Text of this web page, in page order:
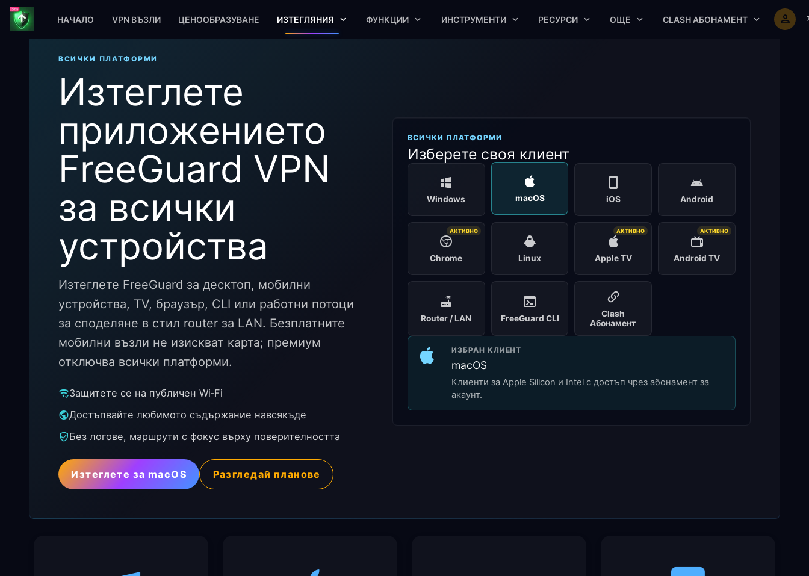
НАЧАЛО VPN ВЪЗЛИ ЦЕНООБРАЗУВАНЕ ИЗТЕГЛЯНИЯ ФУНКЦИИ ИНСТРУМЕНТИ РЕСУРСИ ОЩЕ CLASH АБОНАМЕНТ
ВСИЧКИ ПЛАТФОРМИ
Изтеглете
приложението
FreeGuard VPN
за всички
устройства
Изтеглете FreeGuard за десктоп, мобилни
устройства, TV, браузър, CLI или работни потоци
за споделяне в стил router за LAN. Безплатните
мобилни възли не изискват карта; премиум
отключва всички платформи.
Защитете се на публичен Wi‑Fi
Достъпвайте любимото съдържание навсякъде
Без логове, маршрути с фокус върху поверителността
Изтеглете за macOS Разгледай планове
ВСИЧКИ ПЛАТФОРМИ
Изберете своя клиент
Windows macOS iOS Android
Chrome
АКТИВНО
Linux Apple TV
АКТИВНО
Android TV
АКТИВНО
Router / LAN FreeGuard CLI
Clash
Абонамент
ИЗБРАН КЛИЕНТ
macOS
Клиенти за Apple Silicon и Intel с достъп чрез абонамент за
акаунт.